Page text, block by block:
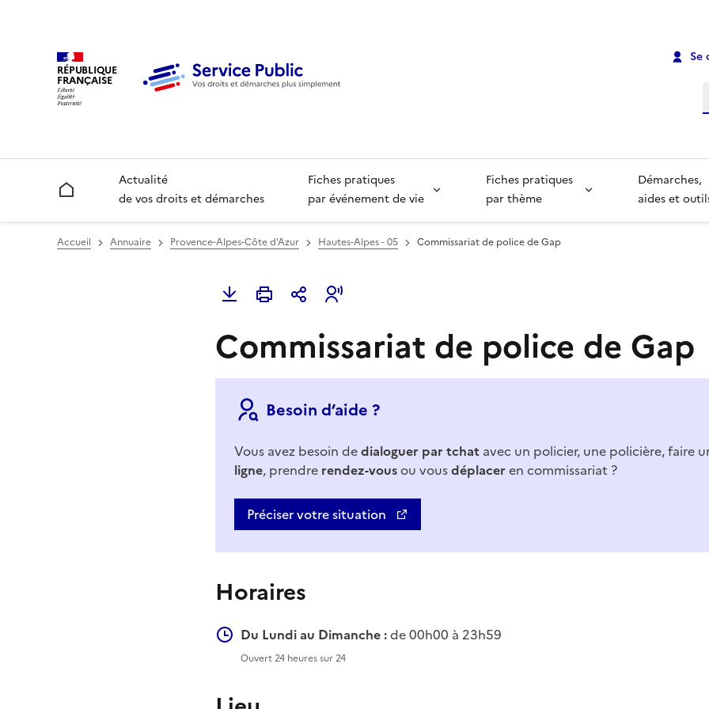
RÉPUBLIQUE
FRANÇAISE
Se
Accueil
Actualité
de vos droits et démarches
Fiches pratiques
par événement de vie
Fiches pratiques
par thème
Démarches,
aides et
Accueil Annuaire Provence-Alpes-Côte d'Azur Hautes-Alpes - 05 Commissariat de police de Gap
Commissariat de police de Gap
Besoin d’aide ?
Vous avez besoin dedialoguer par tchat avec un policier, une policière, faire
ligne, prendre rendez-vousou vousdéplacer en commissariat ?
Préciser votre situation
Horaires
Du Lundi au Dimanche :de 00h00 à 23h59
Ouvert 24 heures sur 24